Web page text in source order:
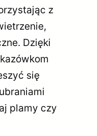
z
Dzięki
się
plamy czy